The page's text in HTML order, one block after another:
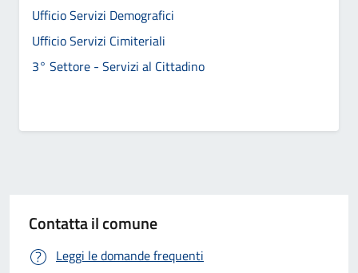
Ufficio Servizi Demografici
Ufficio Servizi Cimiteriali
3° Settore - Servizi al Cittadino
Contatta il comune
Leggi le domande frequenti